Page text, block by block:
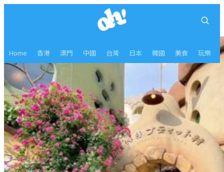
Home 香港 澳門 中國 台灣 日本 韓國 美食 玩樂